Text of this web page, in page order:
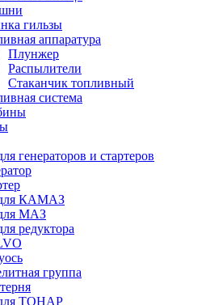
гильзы
аппаратура
Плунжер
Распылители
Стаканчик топливный
система
генераторов и стартеров
для КАМАЗ
МАЗ
редуктора
группа
ТОНАР